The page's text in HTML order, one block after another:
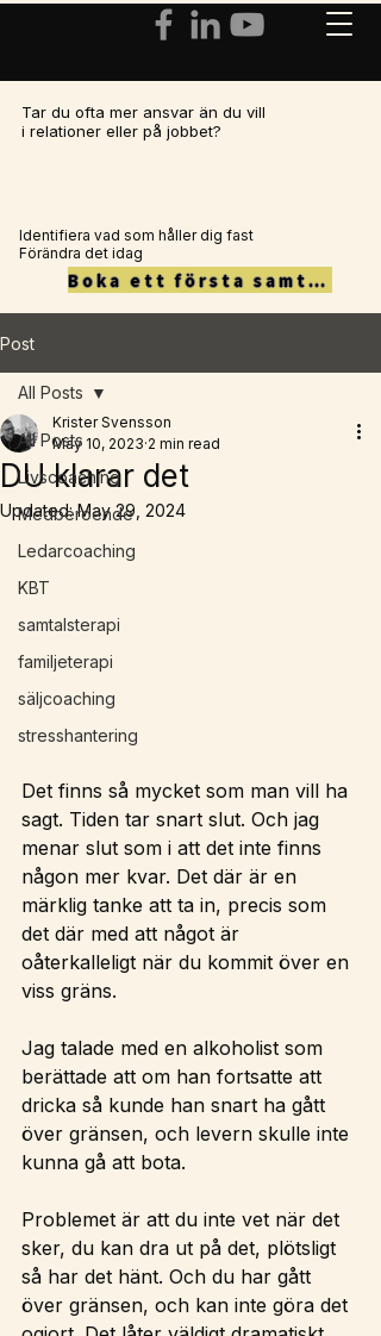
Tar du ofta mer ansvar än du vill
i relationer eller på jobbet?
Identifiera vad som håller dig fast
Förändra det idag
Boka ett första samtal här
Post
All Posts
Livscoaching
Medberoende
Ledarcoaching
KBT
samtalsterapi
familjeterapi
säljcoaching
stresshantering
All Posts
DU klarar det
Krister Svensson
May 10, 2023 2 min read
Updated:May 29, 2024
Det finns så mycket som man vill ha
sagt. Tiden tar snart slut. Och jag
menar slut som i att det inte finns
någon mer kvar. Det där är en
märklig tanke att ta in, precis som
det där med att något är
oåterkalleligt när du kommit över en
viss gräns.
Jag talade med en alkoholist som
berättade att om han fortsatte att
dricka så kunde han snart ha gått
över gränsen, och levern skulle inte
kunna gå att bota.
Problemet är att du inte vet när det
sker, du kan dra ut på det, plötsligt
så har det hänt. Och du har gått
över gränsen, och kan inte göra det